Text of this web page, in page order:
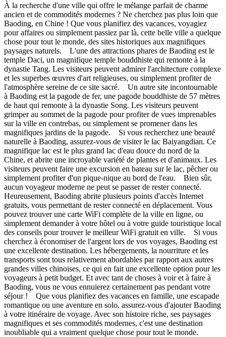
À la recherche d'une ville qui offre le mélange parfait de charme
ancien et de commodités modernes ? Ne cherchez pas plus loin que
Baoding, en Chine ! Que vous planifiez des vacances, voyagiez
pour affaires ou simplement passiez par là, cette belle ville a quelque
chose pour tout le monde, des sites historiques aux magnifiques
paysages naturels. L'une des attractions phares de Baoding est le
temple Daci, un magnifique temple bouddhiste qui remonte à la
dynastie Tang. Les visiteurs peuvent admirer l'architecture complexe
et les superbes œuvres d'art religieuses, ou simplement profiter de
l'atmosphère sereine de ce site sacré. Un autre site incontournable
à Baoding est la pagode de fer, une pagode bouddhiste de 57 mètres
de haut qui remonte à la dynastie Song. Les visiteurs peuvent
grimper au sommet de la pagode pour profiter de vues imprenables
sur la ville en contrebas, ou simplement se promener dans les
magnifiques jardins de la pagode. Si vous recherchez une beauté
naturelle à Baoding, assurez-vous de visiter le lac Baiyangdian. Ce
magnifique lac est le plus grand lac d'eau douce du nord de la
Chine, et abrite une incroyable variété de plantes et d'animaux. Les
visiteurs peuvent faire une excursion en bateau sur le lac, pêcher ou
simplement profiter d'un pique-nique au bord de l'eau. Bien sûr,
aucun voyageur moderne ne peut se passer de rester connecté.
Heureusement, Baoding abrite plusieurs points d'accès Internet
gratuits, vous permettant de rester connecté en déplacement. Vous
pouvez trouver une carte WiFi complète de la ville en ligne, ou
simplement demander à votre hôtel ou à votre guide touristique local
des conseils pour trouver le meilleur WiFi gratuit en ville. Si vous
cherchez à économiser de l'argent lors de vos voyages, Baoding est
une excellente destination. Les hébergements, la nourriture et les
transports sont tous relativement abordables par rapport aux autres
grandes villes chinoises, ce qui en fait une excellente option pour les
voyageurs à petit budget. Et avec tant de choses à voir et à faire à
Baoding, vous ne vous ennuierez certainement pas pendant votre
séjour ! Que vous planifiez des vacances en famille, une escapade
romantique ou une aventure en solo, assurez-vous d'ajouter Baoding
à votre itinéraire de voyage. Avec son histoire riche, ses paysages
magnifiques et ses commodités modernes, c'est une destination
inoubliable qui a vraiment quelque chose pour tout le monde.